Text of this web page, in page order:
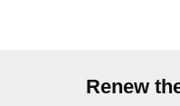
Renew